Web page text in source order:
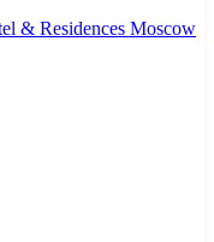
& Residences Moscow